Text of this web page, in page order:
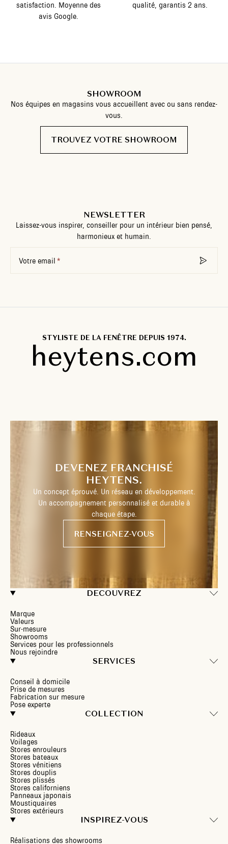
satisfaction. Moyenne des
avis Google.
qualité, garantis 2 ans.
SHOWROOM
Nos équipes en magasins vous accueillent avec ou sans rendez-
vous.
TROUVEZ VOTRE SHOWROOM
NEWSLETTER
Laissez-vous inspirer, conseiller pour un intérieur bien pensé,
harmonieux et humain.
Votre email
STYLISTE DE LA FENÊTRE DEPUIS 1974.
heytens.com
DECOUVREZ
Marque
Valeurs
Sur-mesure
Showrooms
Services pour les professionnels
Nous rejoindre
SERVICES
Conseil à domicile
Prise de mesures
Fabrication sur mesure
Pose experte
COLLECTION
Rideaux
Voilages
Stores enrouleurs
Stores bateaux
Stores vénitiens
Stores douplis
Stores plissés
Stores californiens
Panneaux japonais
Moustiquaires
Stores extérieurs
INSPIREZ-VOUS
Réalisations des showrooms
DEVENEZ FRANCHISÉ
HEYTENS.
Un concept éprouvé. Un réseau en développement.
Un accompagnement personnalisé et durable à
chaque étape.
RENSEIGNEZ-VOUS